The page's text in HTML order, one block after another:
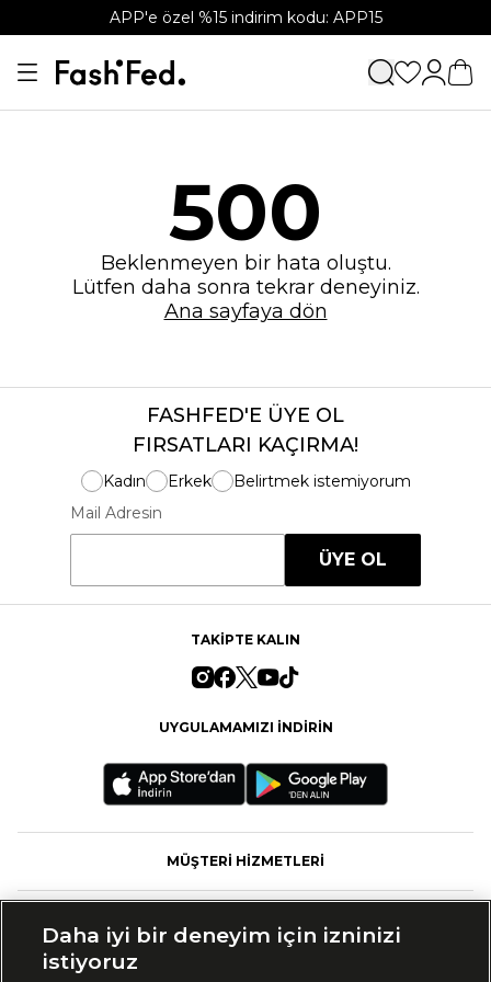
APP'e özel %15 indirim kodu: APP15
500
Beklenmeyen bir hata oluştu.
Lütfen daha sonra tekrar deneyiniz.
Ana sayfaya dön
FASHFED'E ÜYE OL
FIRSATLARI KAÇIRMA!
Kadın Erkek
Belirtmek istemiyorum
Mail Adresin
ÜYE OL
TAKİPTE KALIN
UYGULAMAMIZI İNDİRİN
MÜŞTERİ HİZMETLERİ
Daha iyi bir deneyim için izninizi
istiyoruz